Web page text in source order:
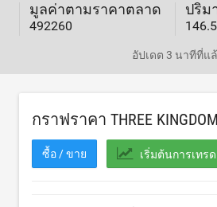
มูลค่าตามราคาตลาด
492260
ปริม
อัปเดต 3 นาทีที่แ
กราฟราคา THREE
ซื้อ / ขาย เริ่มต้นการเทรด